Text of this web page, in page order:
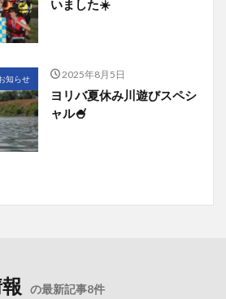
いました☀️
知らせ 2025年8月5日
ヨリバ夏休み川遊びスペシ
ャル🍧
の最新記事8件